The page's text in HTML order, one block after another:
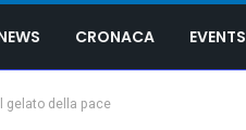
CRONACA EVENTS
gelato della pace